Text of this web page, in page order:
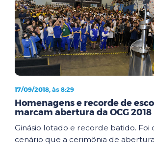
17/09/2018, às 8:29
Homenagens e recorde de
marcam abertura da OCG 2018
Ginásio lotado e recorde batido. Foi
cenário que a cerimônia de